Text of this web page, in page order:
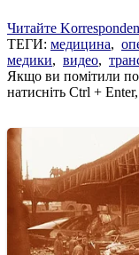
Читайте
ТЕГИ: медицина,
медики, видео,
Якщо ви помітили
натисніть Ctrl +